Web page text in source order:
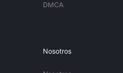
DMCA
Nosotros